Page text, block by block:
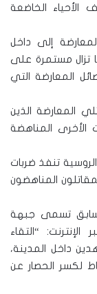
الخاضعة
إلى داخل
تزال مستمرة على
المعارضة التي
المعارضة الذين
الأخرى المناهضة
تنفذ ضربات
المناهضون
تسمى جبهة
“التقاء
داخل المدينة،
لكسر الحصار عن